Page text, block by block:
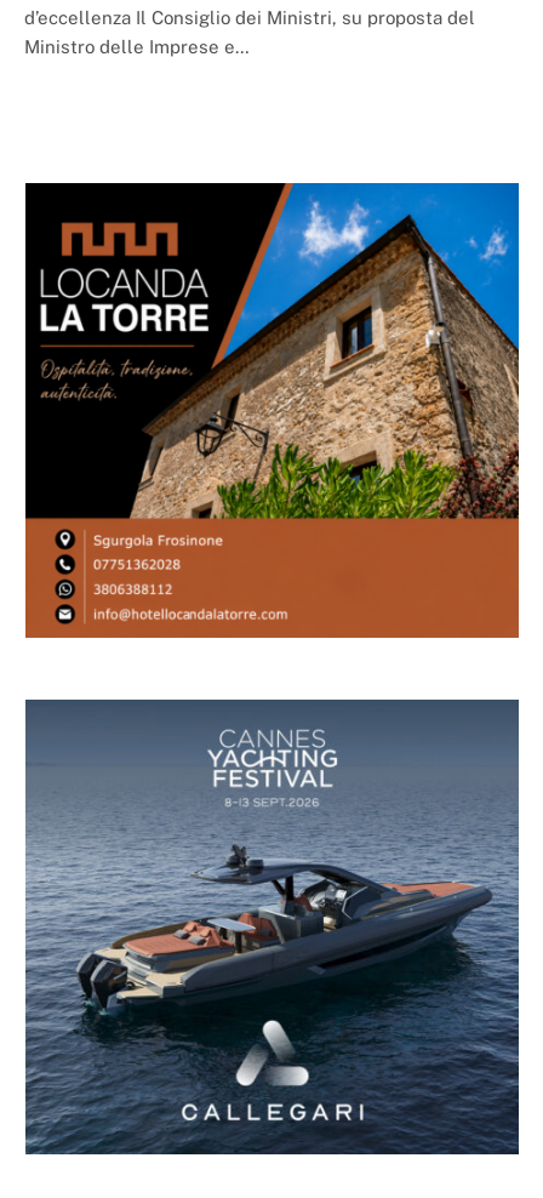
d’eccellenza Il Consiglio dei Ministri, su proposta del
Ministro delle Imprese e…